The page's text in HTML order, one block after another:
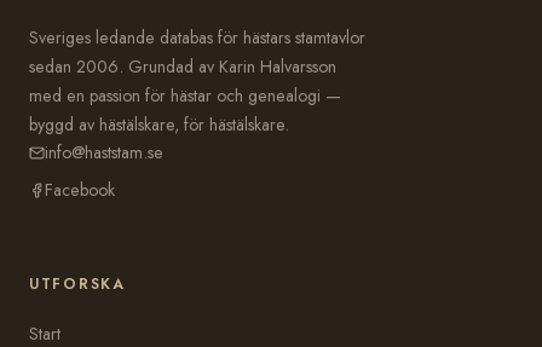
Sveriges ledande databas för hästars stamtavlor
sedan 2006. Grundad av Karin Halvarsson
med en passion för hästar och genealogi —
byggd av hästälskare, för hästälskare.
info@haststam.se
Facebook
UTFORSKA
Start